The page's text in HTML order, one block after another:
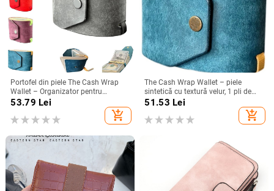
Portofel din piele The Cash Wrap
Wallet – Organizator pentru
bancnotele dolare
53.79 Lei
add_shopping_cart
The Cash Wrap Wallet – piele
sintetică cu textură velur, 1 pli de
portofel, stil european-american
51.53 Lei
add_shopping_cart